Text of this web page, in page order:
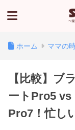
ホーム ママの
【比較】ブ
ートPro5 vs
Pro7！忙し